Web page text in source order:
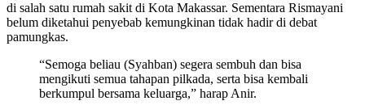
di salah satu rumah sakit di Kota Makassar. Sementara Rismayani
belum diketahui penyebab kemungkinan tidak hadir di debat
pamungkas.
“Semoga beliau (Syahban) segera sembuh dan bisa
mengikuti semua tahapan pilkada, serta bisa kembali
berkumpul bersama keluarga,” harap Anir.